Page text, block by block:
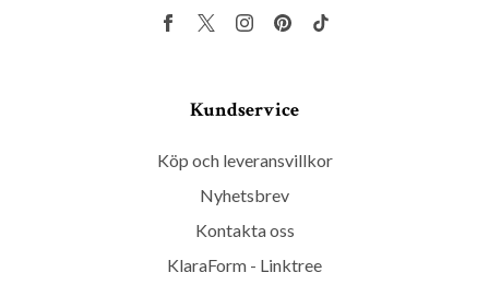
Kundservice
Köp och leveransvillkor
Nyhetsbrev
Kontakta oss
KlaraForm - Linktree